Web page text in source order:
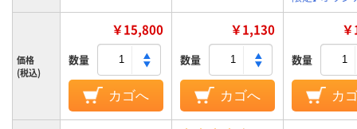
価格
(税込)
￥15,800
数量
カゴへ
￥1,130
数量
カゴへ
数量
カ